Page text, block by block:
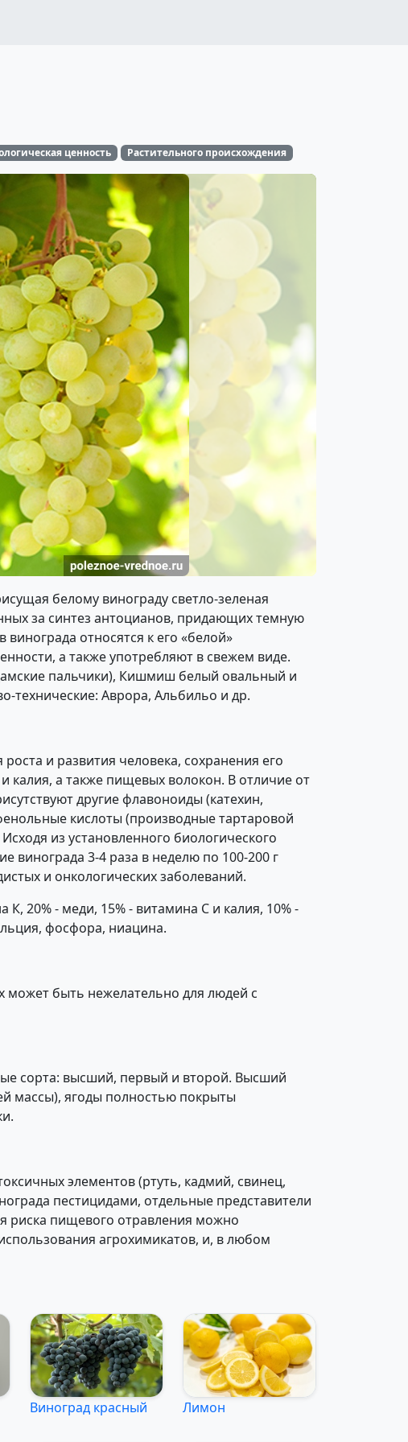
ценность Растительного происхождения
белому винограду светло-зеленая
за синтез антоцианов, придающих темную
относятся к его «белой»
а также употребляют в свежем виде.
пальчики), Кишмиш белый овальный и
технические: Аврора, Альбильо и др.
и развития человека, сохранения его
калия, а также пищевых волокон. В отличие от
другие флавоноиды (катехин,
кислоты (производные тартаровой
из установленного биологического
винограда 3-4 раза в неделю по 100-200 г
и онкологических заболеваний.
20% - меди, 15% - витамина С и калия, 10% -
фосфора, ниацина.
может быть нежелательно для людей с
сорта: высший, первый и второй. Высший
массы), ягоды полностью покрыты
элементов (ртуть, кадмий, свинец,
пестицидами, отдельные представители
риска пищевого отравления можно
агрохимикатов, и, в любом
Виноград красный Лимон